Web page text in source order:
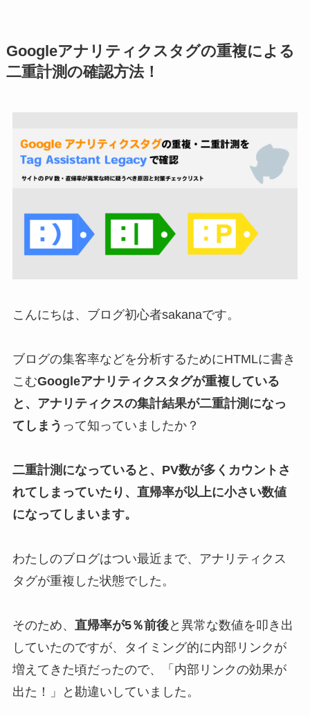
Googleアナリティクスタグの重複による
二重計測の確認方法！
こんにちは、ブログ初心者sakanaです。
ブログの集客率などを分析するためにHTMLに書き
こむGoogleアナリティクスタグが重複している
と、アナリティクスの集計結果が二重計測になっ
てしまう って知っていましたか？
二重計測になっていると、PV数が多くカウントさ
れてしまっていたり、直帰率が以上に小さい数値
になってしまいます。
わたしのブログはつい最近まで、アナリティクス
タグが重複した状態でした。
そのため、 直帰率が5％前後と異常な数値を叩き出
していたのですが、タイミング的に内部リンクが
増えてきた頃だったので、「内部リンクの効果が
出た！」と勘違いしていました。